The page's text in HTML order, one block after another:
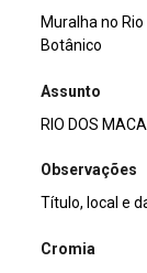
Muralha no
Botânico
Assunto
RIO DOS
Observações
Título, local e
Cromia